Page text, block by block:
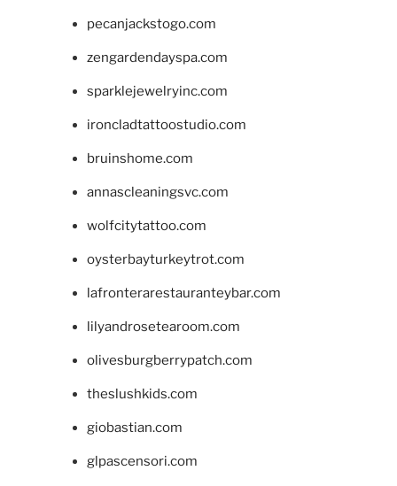
pecanjackstogo.com
zengardendayspa.com
sparklejewelryinc.com
ironcladtattoostudio.com
bruinshome.com
annascleaningsvc.com
wolfcitytattoo.com
oysterbayturkeytrot.com
lafronterarestauranteybar.com
lilyandrosetearoom.com
olivesburgberrypatch.com
theslushkids.com
giobastian.com
glpascensori.com